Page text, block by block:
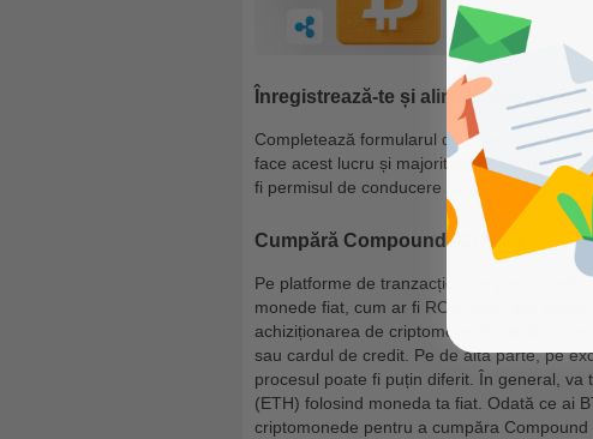
Înregistrează-te și alimentează-ți
Completează formularul de înregistrare.
face acest lucru și majoritatea exchange-
fi permisul de conducere sau un buletin.
Cumpără Compound (COMP)
Pe platforme de tranzacționare precum
monede fiat, cum ar fi RON, euro sau
achiziționarea de criptomonede folosind
sau cardul de credit. Pe de altă parte, pe
procesul poate fi puțin diferit. În general,
(ETH) folosind moneda ta fiat. Odată ce ai
criptomonede pentru a cumpăra